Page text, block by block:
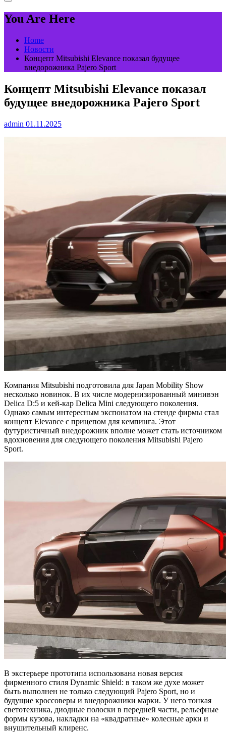
You Are Here
Home
Новости
Концепт Mitsubishi Elevance показал будущее
внедорожника Pajero Sport
Концепт Mitsubishi Elevance показал
будущее внедорожника Pajero Sport
admin 01.11.2025
Компания Mitsubishi подготовила для Japan Mobility Show
несколько новинок. В их числе модернизированный минивэн
Delica D:5 и кей-кар Delica Mini следующего поколения.
Однако самым интересным экспонатом на стенде фирмы стал
концепт Elevance с прицепом для кемпинга. Этот
футуристичный внедорожник вполне может стать источником
вдохновения для следующего поколения Mitsubishi Pajero
Sport.
В экстерьере прототипа использована новая версия
фирменного стиля Dynamic Shield: в таком же духе может
быть выполнен не только следующий Pajero Sport, но и
будущие кроссоверы и внедорожники марки. У него тонкая
светотехника, диодные полоски в передней части, рельефные
формы кузова, накладки на «квадратные» колесные арки и
внушительный клиренс.